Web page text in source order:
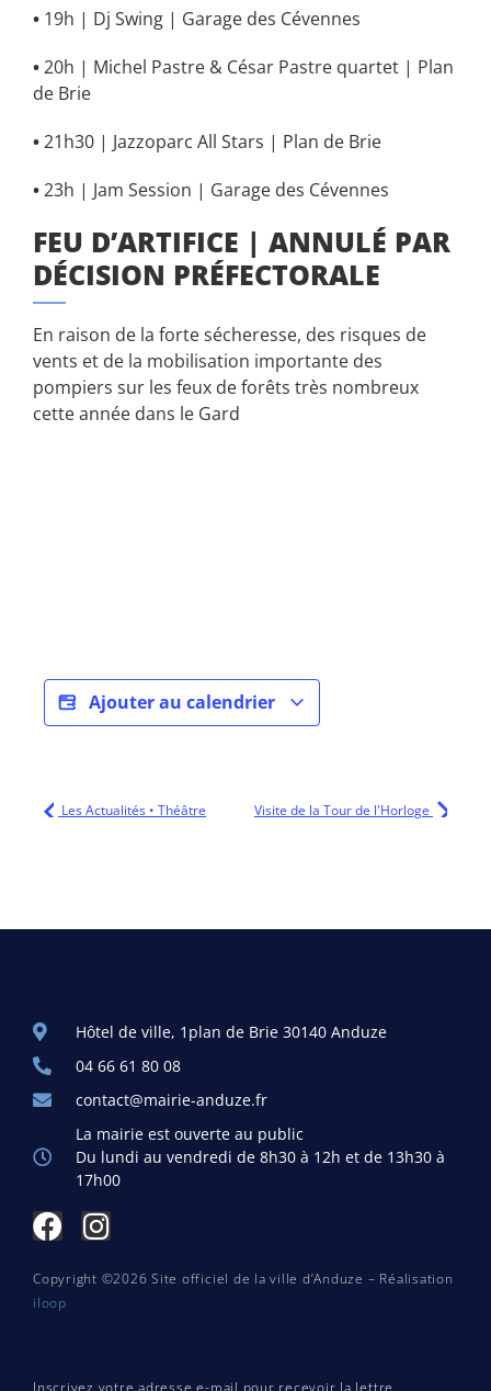
• 19h | Dj Swing | Garage des Cévennes
•20h | Michel Pastre & César Pastre quartet | Plan
de Brie
•21h30 | Jazzoparc All Stars | Plan de Brie
•23h | Jam Session | Garage des Cévennes
FEU D’ARTIFICE | ANNULÉ PAR
DÉCISION PRÉFECTORALE
En raison de la forte sécheresse, des risques de
vents et de la mobilisation importante des
pompiers sur les feux de forêts très nombreux
cette année dans le Gard
Ajouter au calendrier
Les Actualités • Théâtre Visite de la Tour de l'Horloge
Hôtel de ville, 1plan de Brie 30140 Anduze
04 66 61 80 08
contact@mairie-anduze.fr
La mairie est ouverte au public
Du lundi au vendredi de 8h30 à 12h et de 13h30 à
17h00
Copyright ©2026 Site officiel de la ville d’Anduze – Réalisation
iloop
Inscrivez votre adresse e-mail pour recevoir la lettre